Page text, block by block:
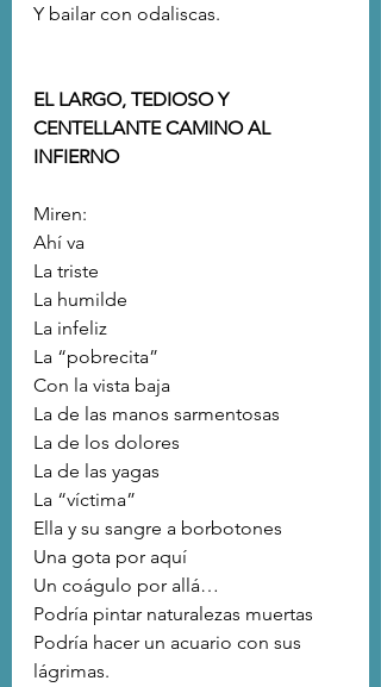
Y bailar con odaliscas.
EL LARGO, TEDIOSO Y
CENTELLANTE CAMINO AL
INFIERNO
Miren:
Ahí va
La triste
La humilde
La infeliz
La “pobrecita”
Con la vista baja
La de las manos sarmentosas
La de los dolores
La de las yagas
La “víctima”
Ella y su sangre a borbotones
Una gota por aquí
Un coágulo por allá…
Podría pintar naturalezas muertas
Podría hacer un acuario con sus
lágrimas.